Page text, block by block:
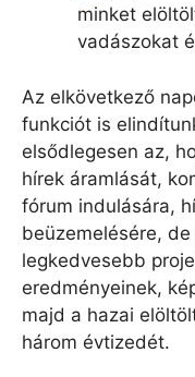
minket
vadászokat
Az elkövetkező
funkciót is
elsődlegesen az,
hírek áramlását,
fórum indulására,
beüzemelésére,
legkedvesebb
eredményeinek,
majd a hazai
három évtizedét.